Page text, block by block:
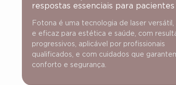
respostas essenciais para pacientes
Fotona é uma tecnologia de laser versátil,
e eficaz para estética e saúde, com
progressivos, aplicável por profissionais
qualificados, e com cuidados que
conforto e segurança.